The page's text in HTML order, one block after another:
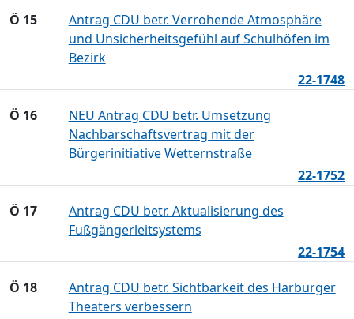
Ö 15
Antrag CDU betr. Verrohende Atmosphäre
und Unsicherheitsgefühl auf Schulhöfen im
Bezirk
22-1748
Ö 16
NEU Antrag CDU betr. Umsetzung
Nachbarschaftsvertrag mit der
Bürgerinitiative Wetternstraße
22-1752
Ö 17
Antrag CDU betr. Aktualisierung des
Fußgängerleitsystems
22-1754
Ö 18
Antrag CDU betr. Sichtbarkeit des Harburger
Theaters verbessern